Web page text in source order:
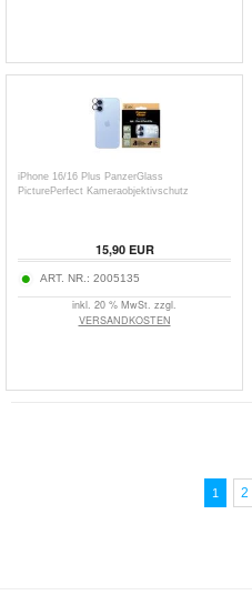
iPhone 16/16 Plus PanzerGlass
PicturePerfect Kameraobjektivschutz
15,90EUR
ART. NR.: 2005135
inkl. 20 % MwSt. zzgl.
VERSANDKOSTEN
1 2